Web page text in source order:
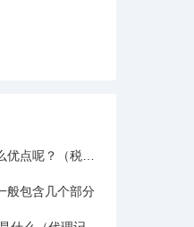
收筹划的来源包括）
般包含几个部分